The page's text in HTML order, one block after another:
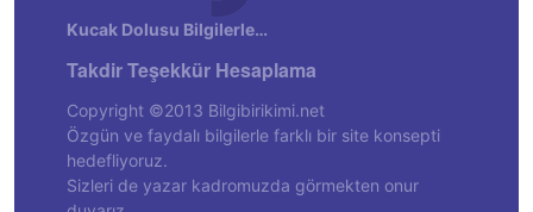
Kucak Dolusu Bilgilerle…
Takdir Teşekkür Hesaplama
Copyright ©2013 Bilgibirikimi.net
Özgün ve faydalı bilgilerle farklı bir site konsepti
hedefliyoruz.
Sizleri de yazar kadromuzda görmekten onur